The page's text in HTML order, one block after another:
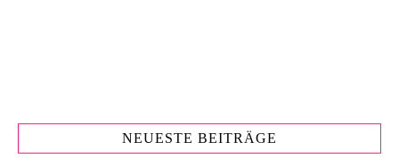
NEUESTE BEITRÄGE